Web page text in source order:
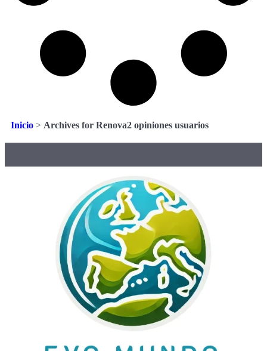
Inicio > Archives for Renova2 opiniones usuarios